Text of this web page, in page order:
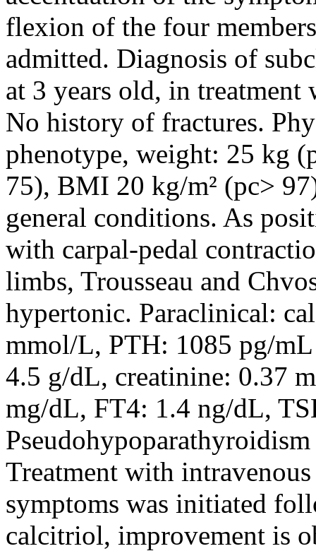
flexion of the four
admitted. Diagnosis of
at 3 years old, in
No history of fractures.
phenotype, weight: 25 kg
75), BMI 20 kg/m² (pc>
general conditions. As
with carpal-pedal
limbs, Trousseau and
hypertonic. Paraclinical:
mmol/L, PTH: 1085 pg/
4.5 g/dL, creatinine: 0.37
mg/dL, FT4: 1.4 ng/dL,
Treatment with
symptoms was initiated
calcitriol, improvement is